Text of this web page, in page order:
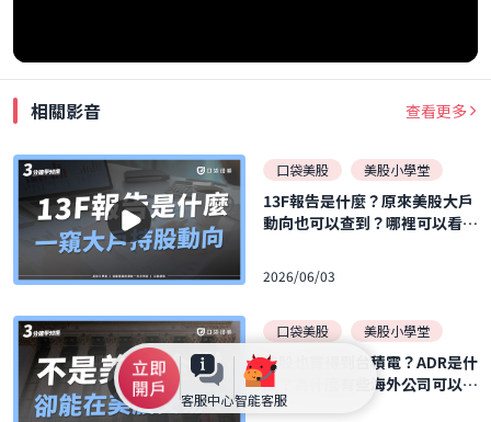
客服中心智能客服
相關影音 查看更多
口袋美股 美股小學堂
13F報告是什麼？原來美股大戶
動向也可以查到？哪裡可以看1
2026/06/03
口袋美股 美股小學堂
美股也買得到台積電？ADR是什
麼？為什麼有些海外公司可以在
美股交易？｜美股小學堂EP22